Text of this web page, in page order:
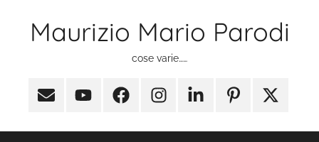
Maurizio Mario Parodi
cose varie……
Email YoutubeFacebookInstagramLinkedinPinterest
X
Twitter)